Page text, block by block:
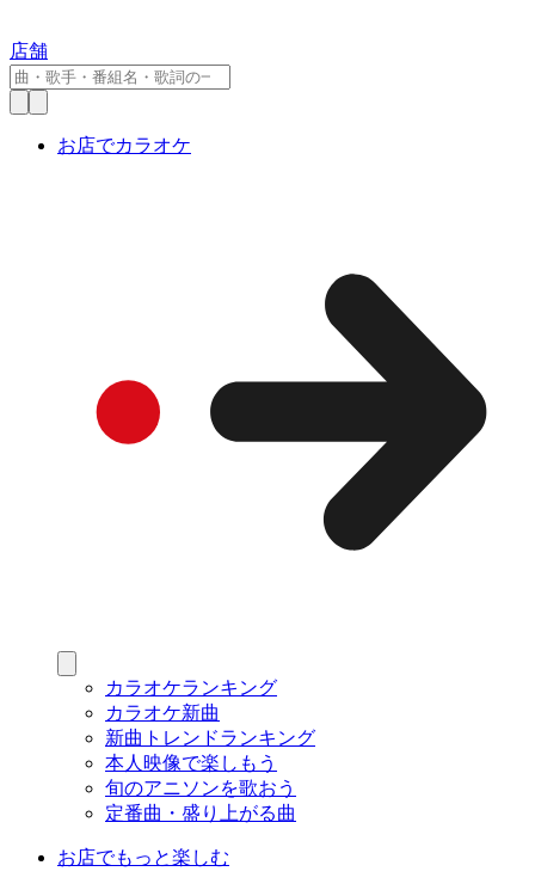
店舗
お店でカラオケ
カラオケランキング
カラオケ新曲
新曲トレンドランキング
本人映像で楽しもう
旬のアニソンを歌おう
定番曲・盛り上がる曲
お店でもっと楽しむ